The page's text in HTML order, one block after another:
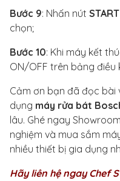
Bước 9: Nhấn nút START
chọn;
Bước 10: Khi máy kết
ON/OFF trên bảng điều
Cảm ơn bạn đã đọc bài
dụng máy rửa bát
lâu. Ghé ngay
nghiệm và mua sắm
nhiều thiết bị gia dụng
Hãy liên hệ ngay Chef